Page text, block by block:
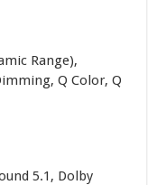
Range),
Q Color, Q
5.1, Dolby